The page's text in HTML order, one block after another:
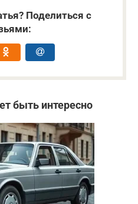
Поделиться с
быть интересно